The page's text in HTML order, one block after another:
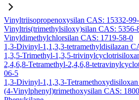
Vinyltriisopropenoxysilan CAS: 15332-
Vinyltris(trimethylsiloxy)silan CAS: 5356-
Vinyldimethylchlorsilan CAS: 1719-58-0
1,3-Divinyl-1,1,3,3-tetramethyldisilazan
1,3,5-Trimethyl-1,3,5-
2,4,6,8-Tetramethyl-2,4,6,8-
06-5
1,3-Divinyl-1,1,3,3-
(4-Vinylphenyl)trimethoxysilan CAS: